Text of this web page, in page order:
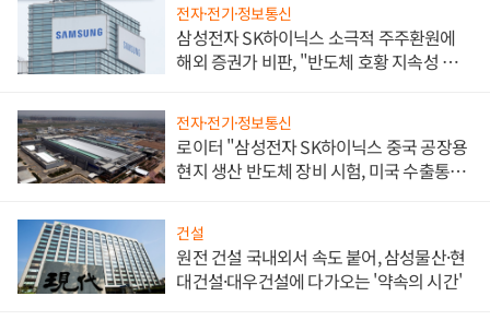
전자·전기·정보통신
삼성전자 SK하이닉스 소극적 주주환원에
해외 증권가 비판, "반도체 호황 지속성 의
전자·전기·정보통신
로이터 "삼성전자 SK하이닉스 중국 공장용
현지 생산 반도체 장비 시험, 미국 수출통제
건설
원전 건설 국내외서 속도 붙어, 삼성물산·현
대건설·대우건설에 다가오는 '약속의 시간'